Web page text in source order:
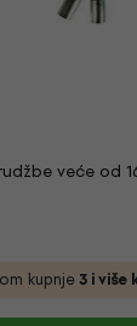
veće od
kupnje3 i više